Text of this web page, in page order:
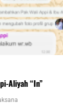
Aliyah “In”